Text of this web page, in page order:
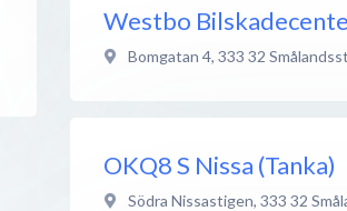
Westbo
Bomgatan 4, 333 32
OKQ8 S Nissa (Tanka)
Södra Nissastigen, 333 32